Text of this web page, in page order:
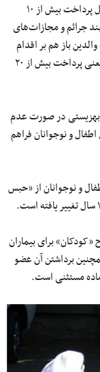
بر مبنای مجازات اسلامی، جزای نقدی درجه هفت شامل پرداخت بیش از ۱۰
بند جرائم و مجازات‌های
باز هم بر اقدام
خودشان اصرار بورزند «به مجازات نقدی درجه ششم» یعنی پرداخت بیش از ۲۰
بهزیستی در صورت عدم
و نوجوانان فراهم
قاچاق اطفال و نوجوانان از «حبس
اعضا و جوارح «کودکان» برای بیماران
برداشتن آن عضو
مستثنی است.